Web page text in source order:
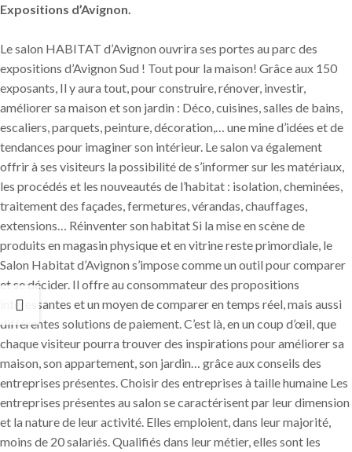
Expositions d’Avignon.
Le salon HABITAT d’Avignon ouvrira ses portes au parc des
expositions d’Avignon Sud ! Tout pour la maison! Grâce aux 150
exposants, Il y aura tout, pour construire, rénover, investir,
améliorer sa maison et son jardin : Déco, cuisines, salles de bains,
escaliers, parquets, peinture, décoration,… une mine d’idées et de
tendances pour imaginer son intérieur. Le salon va également
offrir à ses visiteurs la possibilité de s’informer sur les matériaux,
les procédés et les nouveautés de l’habitat : isolation, cheminées,
traitement des façades, fermetures, vérandas, chauffages,
extensions… Réinventer son habitat Si la mise en scène de
produits en magasin physique et en vitrine reste primordiale, le
Salon Habitat d’Avignon s’impose comme un outil pour comparer
et se décider. Il offre au consommateur des propositions
intéressantes et un moyen de comparer en temps réel, mais aussi
différentes solutions de paiement. C’est là, en un coup d’œil, que
chaque visiteur pourra trouver des inspirations pour améliorer sa
maison, son appartement, son jardin… grâce aux conseils des
entreprises présentes. Choisir des entreprises à taille humaine Les
entreprises présentes au salon se caractérisent par leur dimension
et la nature de leur activité. Elles emploient, dans leur majorité,
moins de 20 salariés. Qualifiés dans leur métier, elles sont les